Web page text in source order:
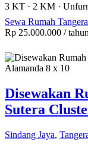
3 KT · 2 KM ·
Sewa Rumah
Rp 25.000.000 / tahun
Disewakan
Sutera
Sindang Jaya,